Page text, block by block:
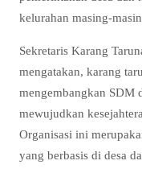
kelurahan masing-
Sekretaris Karang
mengatakan, karang
mengembangkan SDM
mewujudkan
Organisasi ini
yang berbasis di desa